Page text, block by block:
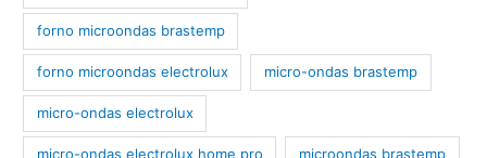
forno microondas brastemp
forno microondas electrolux micro-ondas brastemp
micro-ondas electrolux
micro-ondas electrolux home pro microondas brastemp